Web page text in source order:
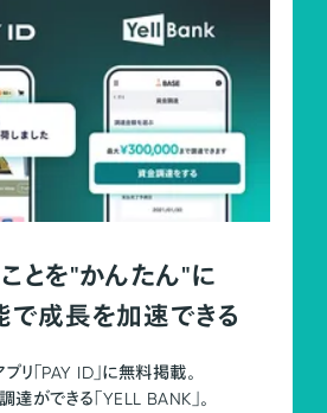
とを"かんたん"に
で成長を加速できる
リ「PAY ID」に無料掲載。
達ができる「YELL BANK」。